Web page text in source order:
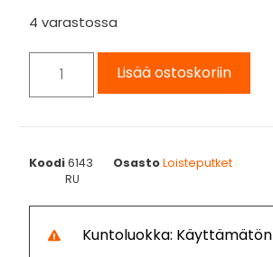
4 varastossa
Lisää ostoskoriin
Koodi6143 OsastoLoisteputket
RU
Kuntoluokka: Käyttämätön